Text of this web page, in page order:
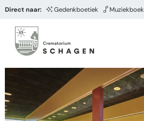
Direct naar: Gedenkboetiek Muziekboek